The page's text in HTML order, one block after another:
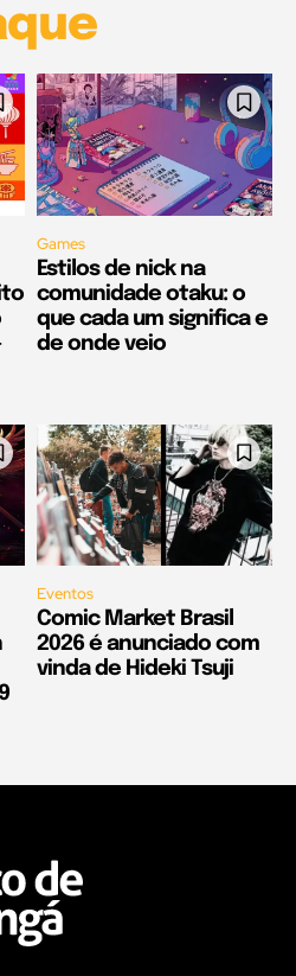
Games
Estilos de nick na
comunidade otaku: o
que cada um significa e
de onde veio
Eventos
Comic Market Brasil
2026 é anunciado com
vinda de Hideki Tsuji